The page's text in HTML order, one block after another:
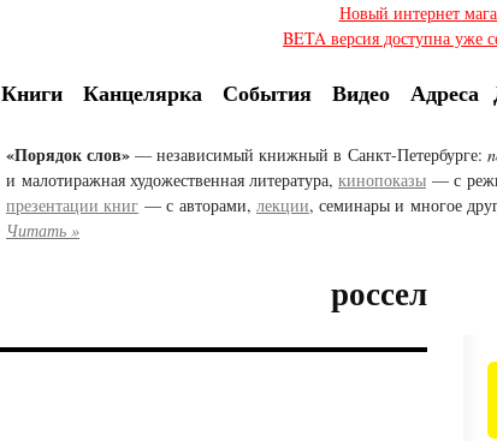
Новый интернет
BETA версия доступна уже
Книги Канцелярка События Видео Адреса
«Порядок слов» — независимый книжный в Санкт-Петербурге:
и малотиражная художественная литература, кинопоказы — с
презентации книг — с авторами, лекции, семинары и многое
Читать »
россел